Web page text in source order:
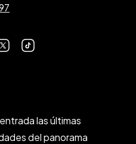
las últimas
del panorama